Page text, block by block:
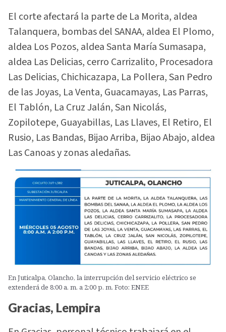
El corte afectará la parte de La Morita, aldea
Talanquera, bombas del SANAA, aldea El Plomo,
aldea Los Pozos, aldea Santa María Sumasapa,
aldea Las Delicias, cerro Carrizalito, Procesadora
Las Delicias, Chichicazapa, La Pollera, San Pedro
de las Joyas, La Venta, Guacamayas, Las Parras,
El Tablón, La Cruz Jalán, San Nicolás,
Zopilotepe, Guayabillas, Las Llaves, El Retiro, El
Rusio, Las Bandas, Bijao Arriba, Bijao Abajo, aldea
Las Canoas y zonas aledañas.
En Juticalpa, Olancho, la interrupción del servicio eléctrico se
extenderá de 8:00 a. m. a 2:00 p. m. Foto: ENEE
Gracias, Lempira